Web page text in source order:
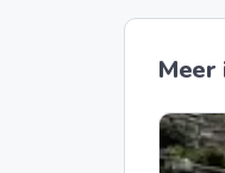
Meer